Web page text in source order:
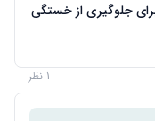
جلوگیری از خستگی
1 نظر